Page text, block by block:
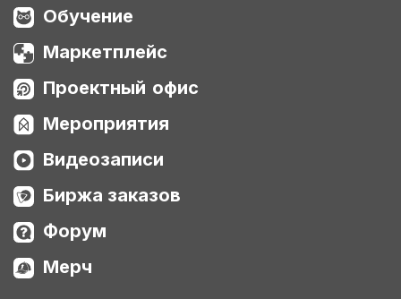
Обучение
Маркетплейс
Проектный офис
Мероприятия
Видеозаписи
Биржа заказов
Форум
Мерч